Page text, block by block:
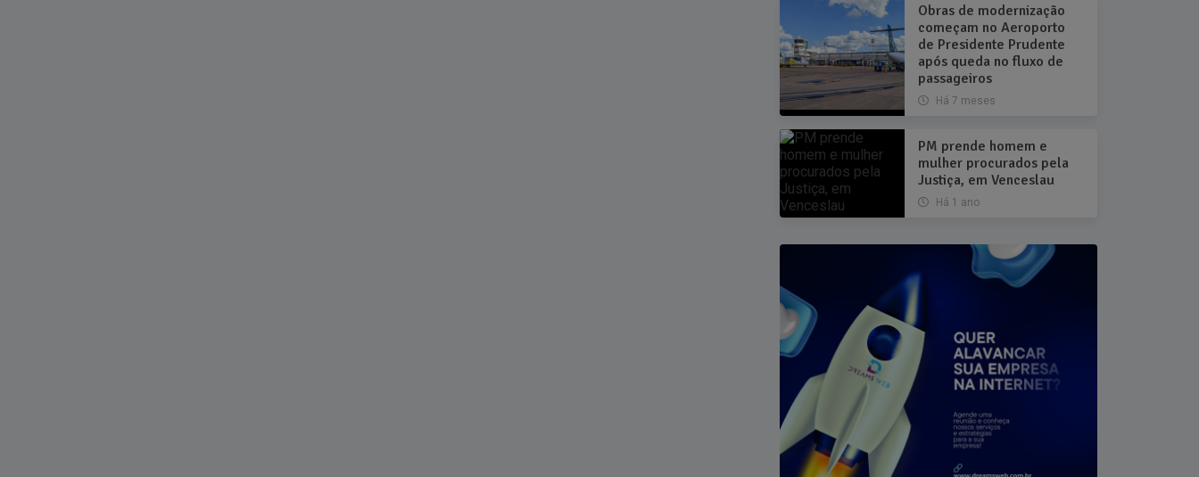
Obras de modernização
começam no Aeroporto
de Presidente Prudente
após queda no fluxo de
passageiros
Há 7 meses
PM prende homem e
mulher procurados pela
Justiça, em Venceslau
Há 1 ano